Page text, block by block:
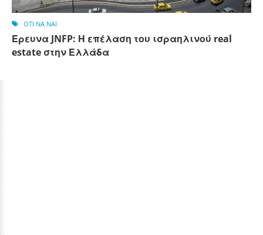
OTI NA NAI
Έρευνα JNFP: Η επέλαση του ισραηλινού real
estate στην Ελλάδα